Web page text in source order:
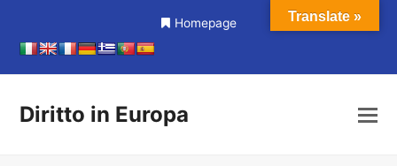
Homepage
Diritto in Europa
Translate »